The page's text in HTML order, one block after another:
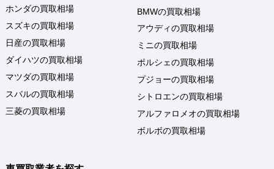
ホンダの買取相場
スズキの買取相場
日産の買取相場
ダイハツの買取相場
マツダの買取相場
スバルの買取相場
三菱の買取相場
BMWの買取相場
アウディの買取相場
ミニの買取相場
ポルシェの買取相場
プジョーの買取相場
シトロエンの買取相場
アルファロメオの買取相場
ボルボの買取相場